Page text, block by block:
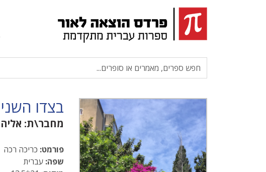
בצדו
מחבר\ת:
פורמט: כריכה רכה | 233
שפה: עברית